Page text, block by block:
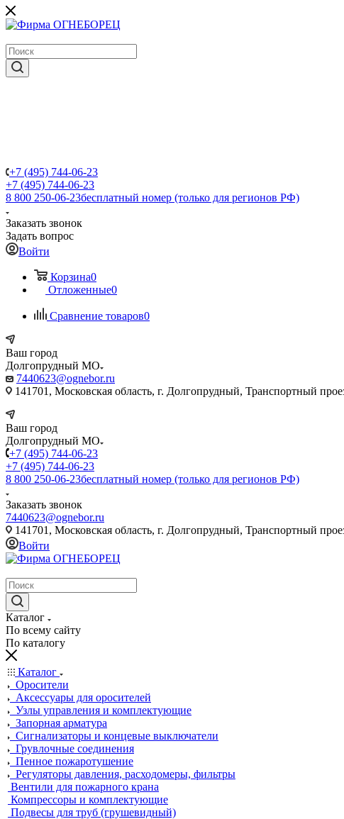
+7 (495) 744-06-23
+7 (495) 744-06-23
8 800 250-06-23бесплатный номер (только для регионов РФ)
Заказать звонок
Задать вопрос
Войти
Корзина0
Отложенные0
Сравнение товаров0
Ваш город
Долгопрудный МО
7440623@ognebor.ru
141701, Московская область, г. Долгопрудный, Транспортный
Ваш город
Долгопрудный МО
+7 (495) 744-06-23
+7 (495) 744-06-23
8 800 250-06-23бесплатный номер (только для регионов РФ)
Заказать звонок
7440623@ognebor.ru
141701, Московская область, г. Долгопрудный, Транспортный
Войти
Каталог
По всему сайту
По каталогу
Каталог
Оросители
Аксессуары для оросителей
Узлы управления и комплектующие
Запорная арматура
Сигнализаторы и концевые выключатели
Грувлочные соединения
Пенное пожаротушение
Регуляторы давления, расходомеры, фильтры
Вентили для пожарного крана
Компрессоры и комплектующие
Подвесы для труб (грушевидный)